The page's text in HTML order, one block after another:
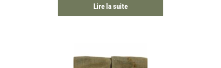
Lire la suite